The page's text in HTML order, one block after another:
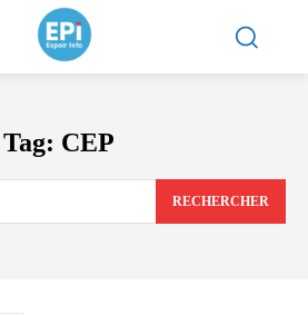
Tag: CEP
RECHERCHER